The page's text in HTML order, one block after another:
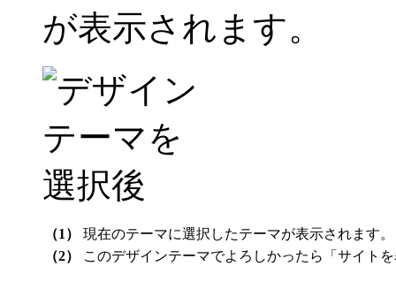
が表示されます。
（1）
現在のテーマに選択したテーマが表示されます。
（2）
このデザインテーマでよろしかったら「サイト